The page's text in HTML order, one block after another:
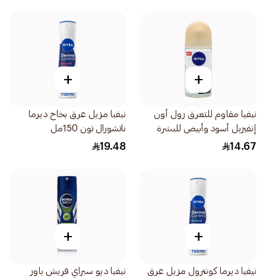
+
نيفيا مقاوم للتعرق رول أون
إنفيزبل أسود وأبيض للبشرة
الحساسة للنساء 50مل
14.67
+
نيفيا مزيل عرق بخاخ ديرما
ناتشورال تون 150مل
19.48
+
نيفيا ديرما كونترول مزيل عرق
+
نيفيا ديو سبراي فريش باور